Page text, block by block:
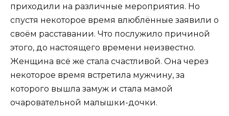
приходили на различные мероприятия. Но
спустя некоторое время влюблённые заявили о
своём расставании. Что послужило причиной
этого, до настоящего времени неизвестно.
Женщина всё же стала счастливой. Она через
некоторое время встретила мужчину, за
которого вышла замуж и стала мамой
очаровательной малышки-дочки.